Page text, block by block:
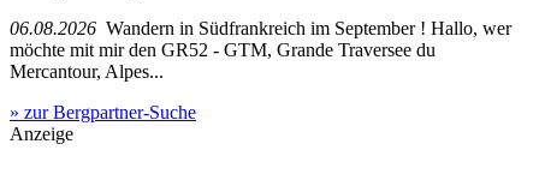
06.08.2026 Wandern in Südfrankreich im September ! Hallo, wer
möchte mit mir den GR52 - GTM, Grande Traversee du
Mercantour, Alpes...
» zur Bergpartner-Suche
Anzeige